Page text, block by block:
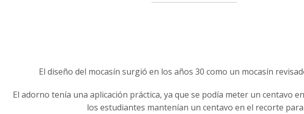
El diseño del mocasín surgió en los años 30 como un mocasín
El adorno tenía una aplicación práctica, ya que se podía meter un centavo
los estudiantes mantenían un centavo en el recorte